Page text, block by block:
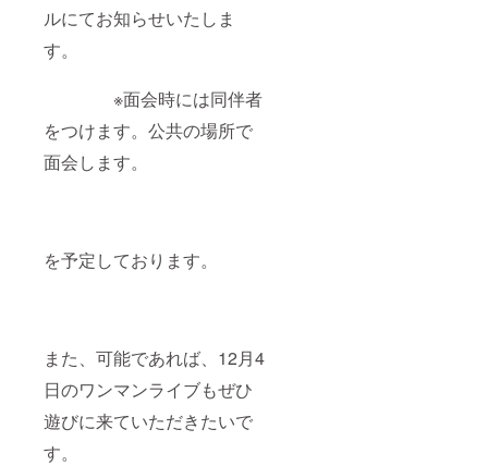
ルにてお知らせいたしま
す。
※面会時には同伴者
をつけます。公共の場所で
面会します。
を予定しております。
また、可能であれば、12月4
日のワンマンライブもぜひ
遊びに来ていただきたいで
す。